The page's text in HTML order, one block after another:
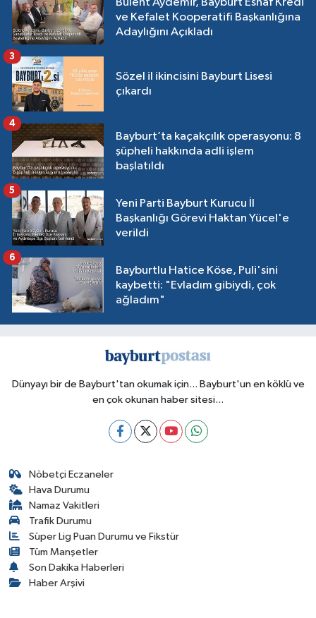
Bülent Aydemir, Bayburt Esnaf Kredi
ve Kefalet Kooperatifi Başkanlığına
Adaylığını Açıkladı
Sözel il ikincisini Bayburt Lisesi
çıkardı
3
Bayburt’ta kaçakçılık operasyonu: 8
şüpheli hakkında adli işlem
başlatıldı
4
Yeni Parti Bayburt Kurucu İl
Başkanlığı Görevi Haktan Yücel'e
verildi
5
Bayburtlu Hatice Köse, Puli'sini
kaybetti: "Evladım gibiydi, çok
ağladım"
6
Dünyayı bir de Bayburt'tan okumak için... Bayburt'un en köklü ve
en çok okunan haber sitesi...
Nöbetçi Eczaneler
Hava Durumu
Namaz Vakitleri
Trafik Durumu
Süper Lig Puan Durumu ve Fikstür
Tüm Manşetler
Son Dakika Haberleri
Haber Arşivi